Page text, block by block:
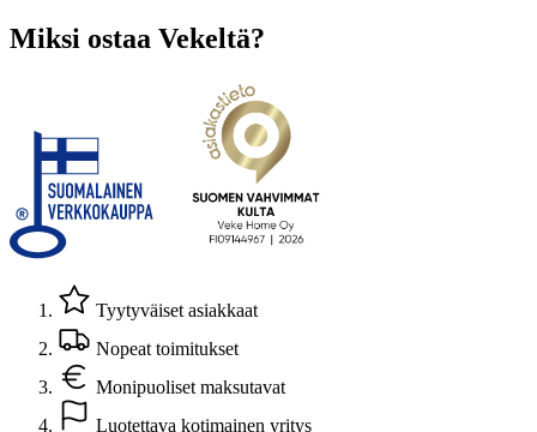
Miksi ostaa Vekeltä?
Tyytyväiset asiakkaat
Nopeat toimitukset
Monipuoliset maksutavat
Luotettava kotimainen yritys